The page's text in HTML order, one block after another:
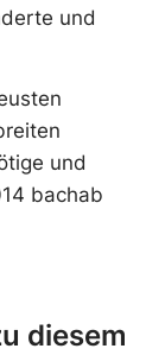
und
und
bachab
diesem